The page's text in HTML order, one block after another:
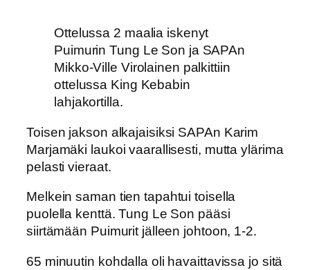
Ottelussa 2 maalia iskenyt
Puimurin Tung Le Son ja SAPAn
Mikko-Ville Virolainen palkittiin
ottelussa King Kebabin
lahjakortilla.
Toisen jakson alkajaisiksi SAPAn Karim
Marjamäki laukoi vaarallisesti, mutta ylärima
pelasti vieraat.
Melkein saman tien tapahtui toisella
puolella kenttä. Tung Le Son pääsi
siirtämään Puimurit jälleen johtoon, 1-2.
65 minuutin kohdalla oli havaittavissa jo sitä